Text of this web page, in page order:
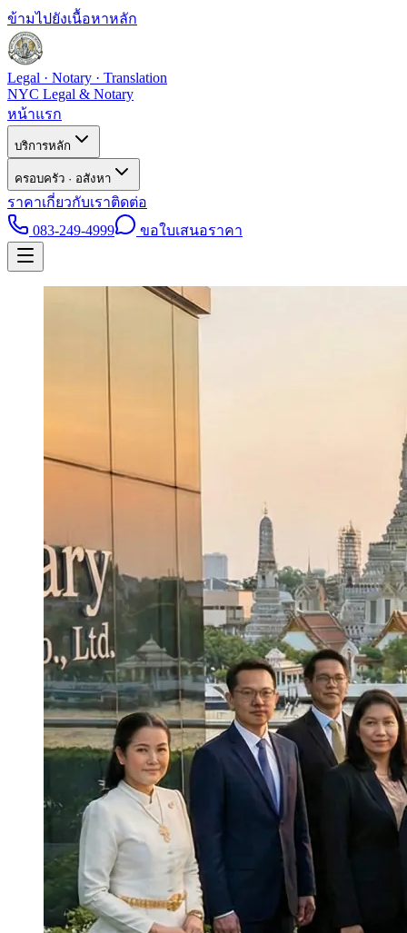
ข้ามไปยังเนื้อหาหลัก
Legal · Notary · Translation
NYC Legal & Notary
หน้าแรก
บริการหลัก
ครอบครัว · อสังหา
ราคาเกี่ยวกับเราติดต่อ
083-249-4999
ขอใบเสนอราคา